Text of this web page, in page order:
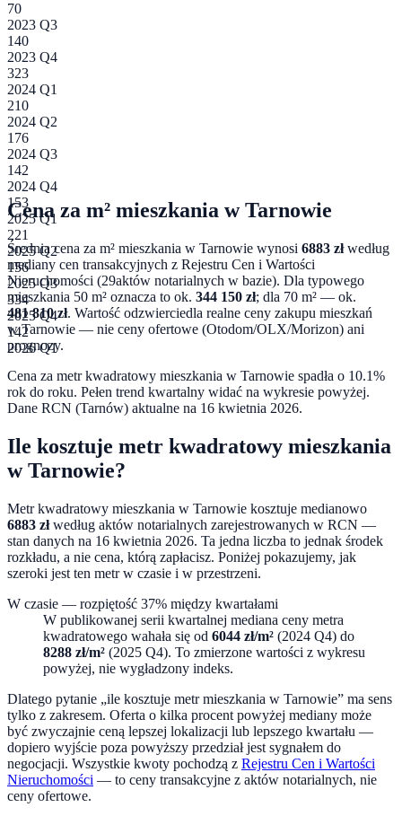
70
2023 Q3
140
2023 Q4
323
2024 Q1
210
2024 Q2
176
2024 Q3
142
2024 Q4
153
2025 Q1
221
2025 Q2
156
2025 Q3
334
2025 Q4
142
2026 Q1
Cena za m² mieszkania wTarnowie
Średnia cena za m² mieszkania w Tarnowie wynosi 6883 złwedług
mediany cen transakcyjnych z Rejestru Cen i Wartości
Nieruchomości (29aktów notarialnych w bazie). Dla typowego
mieszkania 50 m² oznacza to ok. 344 150 zł; dla 70 m² — ok.
481 810zł. Wartość odzwierciedla realne ceny zakupu mieszkań
wTarnowie — nie ceny ofertowe (Otodom/OLX/Morizon) ani
prognozy.
Cena za metr kwadratowy mieszkania w Tarnowie spadła o 10.1%
rok do roku. Pełen trend kwartalny widać na wykresie powyżej.
Dane RCN (Tarnów) aktualne na 16 kwietnia 2026.
Ile kosztuje metr kwadratowy mieszkania
wTarnowie?
Metr kwadratowy mieszkania w Tarnowie kosztuje medianowo
6883 złwedług aktów notarialnych zarejestrowanych w RCN —
stan danych na 16 kwietnia 2026. Ta jedna liczba to jednak środek
rozkładu, a nie cena, którą zapłacisz. Poniżej pokazujemy, jak
szeroki jest ten metr w czasie i w przestrzeni.
W czasie — rozpiętość 37% między kwartałami
W publikowanej serii kwartalnej mediana ceny metra
kwadratowego wahała się od 6044 zł/m² (2024 Q4) do
8288 zł/m² (2025 Q4). To zmierzone wartości z wykresu
powyżej, nie wygładzony indeks.
Dlatego pytanie „ile kosztuje metr mieszkania w Tarnowie” ma sens
tylko z zakresem. Oferta o kilka procent powyżej mediany może
być zwyczajnie ceną lepszej lokalizacji lub lepszego kwartału —
dopiero wyjście poza powyższy przedział jest sygnałem do
negocjacji. Wszystkie kwoty pochodzą z Rejestru Cen i Wartości
Nieruchomości — to ceny transakcyjne z aktów notarialnych, nie
ceny ofertowe.